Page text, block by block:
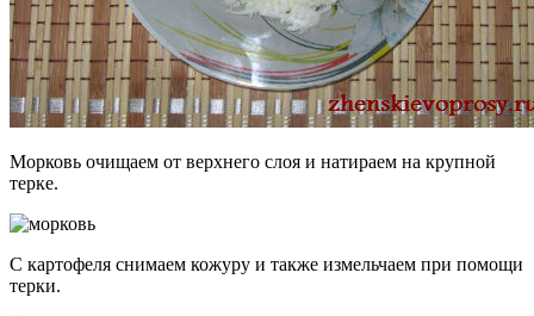
Морковь очищаем от верхнего слоя и натираем на крупной
терке.
С картофеля снимаем кожуру и также измельчаем при помощи
терки.